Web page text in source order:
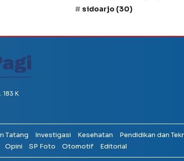
sidoarjo (30)
183 K
Tatang Investigasi Kesehatan
Pendidikan dan
Opini SP Foto Otomotif Editorial